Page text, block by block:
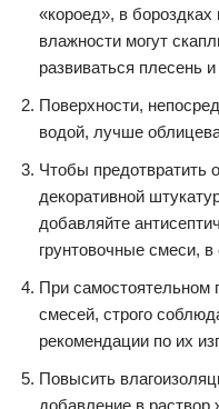
«короед», в
влажности могут
развиваться плесень и
Поверхности,
водой, лучше
Чтобы предотвратить
декоративной
добавляйте
грунтовочные смеси,
При самостоятельном
смесей, строго
рекомендации по их
Повысить
добавление в раствор